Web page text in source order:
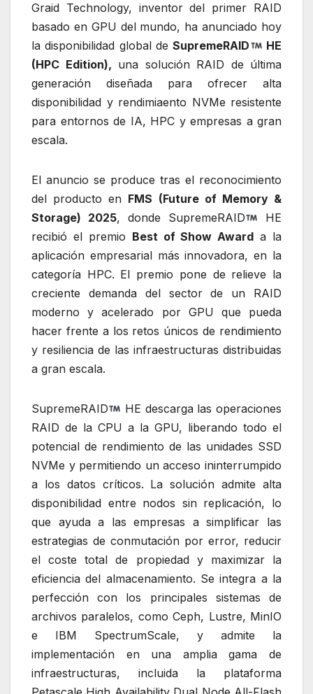
Graid Technology, inventor del primer RAID
basado en GPU del mundo, ha anunciado hoy
la disponibilidad global deSupremeRAID
HE
(HPC Edition), una solución RAID de última
generación diseñada para ofrecer alta
disponibilidad y rendimiaento NVMe resistente
para entornos de IA, HPC y empresas a gran
escala.
El anuncio se produce tras el reconocimiento
del producto en FMS (Future of Memory &
Storage) 2025, donde SupremeRAID
HE
recibió el premio Best of Show Award a la
aplicación empresarial más innovadora, en la
categoría HPC. El premio pone de relieve la
creciente demanda del sector de un RAID
moderno y acelerado por GPU que pueda
hacer frente a los retos únicos de rendimiento
y resiliencia de las infraestructuras distribuidas
a gran escala.
SupremeRAID
HE descarga las operaciones
RAID de la CPU a la GPU, liberando todo el
potencial de rendimiento de las unidades SSD
NVMe y permitiendo un acceso ininterrumpido
a los datos críticos. La solución admite alta
disponibilidad entre nodos sin replicación, lo
que ayuda a las empresas a simplificar las
estrategias de conmutación por error, reducir
el coste total de propiedad y maximizar la
eficiencia del almacenamiento. Se integra a la
perfección con los principales sistemas de
archivos paralelos, como Ceph, Lustre, MinIO
e IBM SpectrumScale, y admite la
implementación en una amplia gama de
infraestructuras, incluida la plataforma